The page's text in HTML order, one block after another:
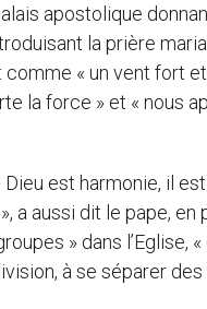
apostolique
la prière
comme « un vent fort
la force » et « nous
Dieu est harmonie, il
a aussi dit le pape, en
» dans l’Eglise,
à se séparer des